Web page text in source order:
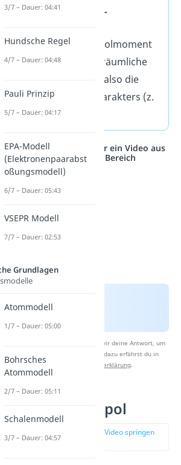
Das elektrische Dipolmoment
ist ein Maß für die räumliche
Ladungstrennung, also die
Stärke des Dipolcharakters (z.
B. eines Moleküls).
Studyflix vernetzt: Hier ein Video aus
einem anderen Bereich
Nach Beantwortung speichern wir deine Antwort, um
Studyflix zu verbessern. Mehr dazu erfährst du in
unserer
Datenschutzerklärung
Induzierter Dipol
zur Stelle im Video springen
3/7 – Dauer: 04:41
Hundsche Regel
4/7 – Dauer: 04:48
Pauli Prinzip
5/7 – Dauer: 04:17
EPA-Modell
(Elektronenpaarabst
oßungsmodell)
6/7 – Dauer: 05:43
VSEPR Modell
7/7 – Dauer: 02:53
Grundlagen
Atommodell
1/7 – Dauer: 05:00
Bohrsches
Atommodell
2/7 – Dauer: 05:11
Schalenmodell
3/7 – Dauer: 04:57